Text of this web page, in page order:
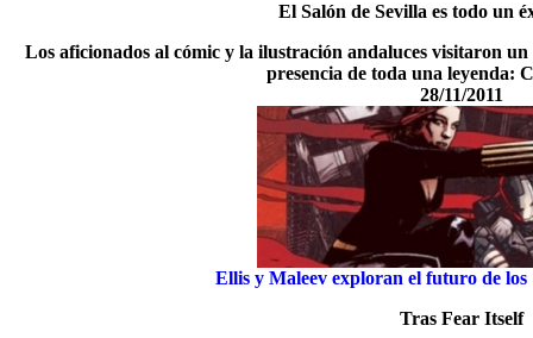
El Salón de Sevilla es todo un
Los aficionados al cómic y la ilustración andaluces visitaron
presencia de toda una leyenda:
28/11/2011
Ellis y Maleev exploran el futuro de los
Tras Fear Itself